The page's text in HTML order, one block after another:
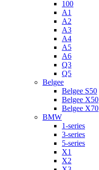
100
A1
A2
A3
A4
A5
A6
Q3
Q5
Belgee
Belgee S50
Belgee X50
Belgee X70
BMW
1-series
3-series
5-series
X1
X2